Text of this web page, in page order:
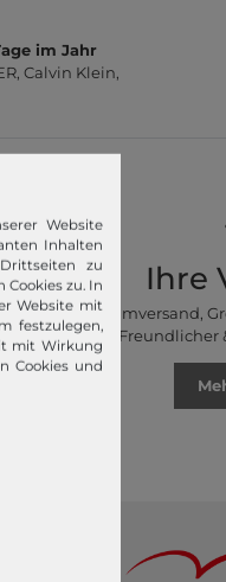
im Jahr
Calvin Klein,
Ihre
Premiumversand,
Freundlicher
Website
Inhalten
zu
Cookies zu. In
Website mit
festzulegen,
mit Wirkung
Cookies und